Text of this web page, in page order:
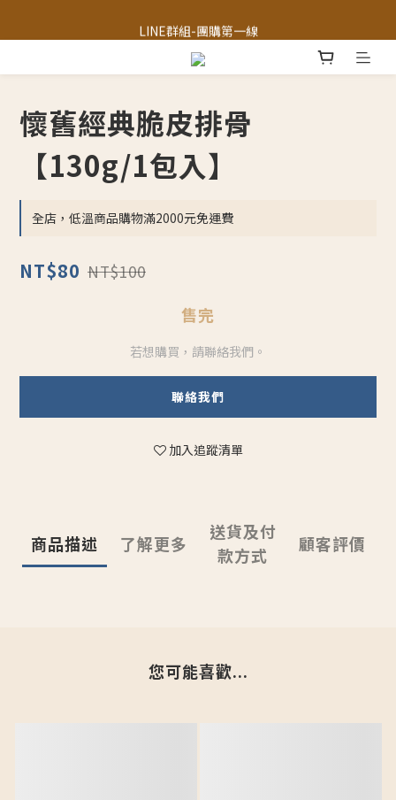
LINE群組-團購第一線
LINE官方客服
懷舊經典脆皮排骨
【130g/1包入】
全店，低溫商品購物滿2000元免運費
NT$80 NT$100
售完
若想購買，請聯絡我們。
聯絡我們
加入追蹤清單
商品描述 了解更多
送貨及付
款方式
顧客評價
您可能喜歡...